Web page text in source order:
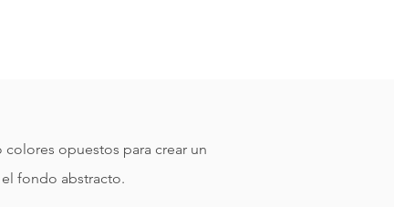
colores opuestos para crear un
fondo abstracto.